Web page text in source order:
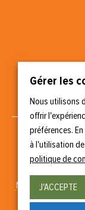
Mentions légales –
Gérer les
Nous utilisons
offrir
préférences.
à l'utilisation
politique de
J'ACCEPTE